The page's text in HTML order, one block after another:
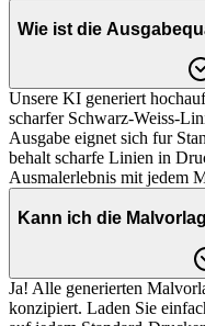
Wie ist die
Unsere KI generiert
scharfer Schwarz-Weiss-
Ausgabe eignet sich fur
behalt scharfe Linien in
Ausmalerlebnis mit jedem
Kann ich die
Ja! Alle generierten
konzipiert. Laden Sie